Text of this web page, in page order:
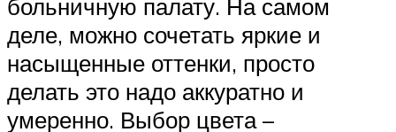
больничную палату. На самом
деле, можно сочетать яркие и
насыщенные оттенки, просто
делать это надо аккуратно и
умеренно. Выбор цвета –